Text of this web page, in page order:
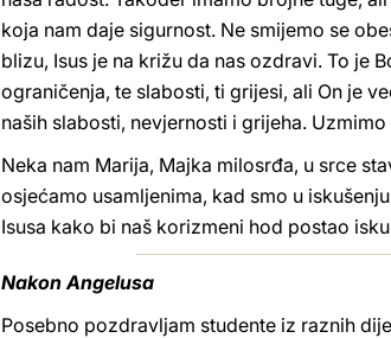
koja nam daje sigurnost. Ne smijemo se
blizu, Isus je na križu da nas ozdravi. To je
ograničenja, te slabosti, ti grijesi, ali On je
naših slabosti, nevjernosti i grijeha.
Neka nam Marija, Majka milosrđa, u srce
osjećamo usamljenima, kad smo u
Isusa kako bi naš korizmeni hod postao
Nakon Angelusa
Posebno pozdravljam studente iz raznih